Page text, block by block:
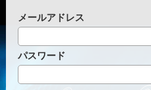
メールアドレス
パスワード